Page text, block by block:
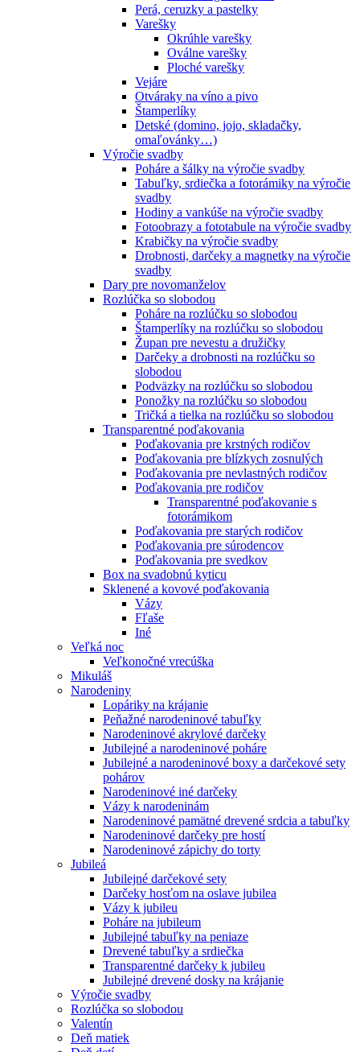
Perá, ceruzky a pastelky
Varešky
Okrúhle varešky
Oválne varešky
Ploché varešky
Vejáre
Otváraky na víno a pivo
Štamperlíky
Detské (domino, jojo, skladačky,
omaľovánky…)
Výročie svadby
Poháre a šálky na výročie svadby
Tabuľky, srdiečka a fotorámiky na výročie
svadby
Hodiny a vankúše na výročie svadby
Fotoobrazy a fototabule na výročie svadby
Krabičky na výročie svadby
Drobnosti, darčeky a magnetky na výročie
svadby
Dary pre novomanželov
Rozlúčka so slobodou
Poháre na rozlúčku so slobodou
Štamperlíky na rozlúčku so slobodou
Župan pre nevestu a družičky
Darčeky a drobnosti na rozlúčku so
slobodou
Podväzky na rozlúčku so slobodou
Ponožky na rozlúčku so slobodou
Tričká a tielka na rozlúčku so slobodou
Transparentné poďakovania
Poďakovania pre krstných rodičov
Poďakovania pre blízkych zosnulých
Poďakovania pre nevlastných rodičov
Poďakovania pre rodičov
Transparentné poďakovanie s
fotorámikom
Poďakovania pre starých rodičov
Poďakovania pre súrodencov
Poďakovania pre svedkov
Box na svadobnú kyticu
Sklenené a kovové poďakovania
Vázy
Fľaše
Iné
Veľká noc
Veľkonočné vrecúška
Mikuláš
Narodeniny
Lopáriky na krájanie
Peňažné narodeninové tabuľky
Narodeninové akrylové darčeky
Jubilejné a narodeninové poháre
Jubilejné a narodeninové boxy a darčekové sety
pohárov
Narodeninové iné darčeky
Vázy k narodeninám
Narodeninové pamätné drevené srdcia a tabuľky
Narodeninové darčeky pre hostí
Narodeninové zápichy do torty
Jubileá
Jubilejné darčekové sety
Darčeky hosťom na oslave jubilea
Vázy k jubileu
Poháre na jubileum
Jubilejné tabuľky na peniaze
Drevené tabuľky a srdiečka
Transparentné darčeky k jubileu
Jubilejné drevené dosky na krájanie
Výročie svadby
Rozlúčka so slobodou
Valentín
Deň matiek